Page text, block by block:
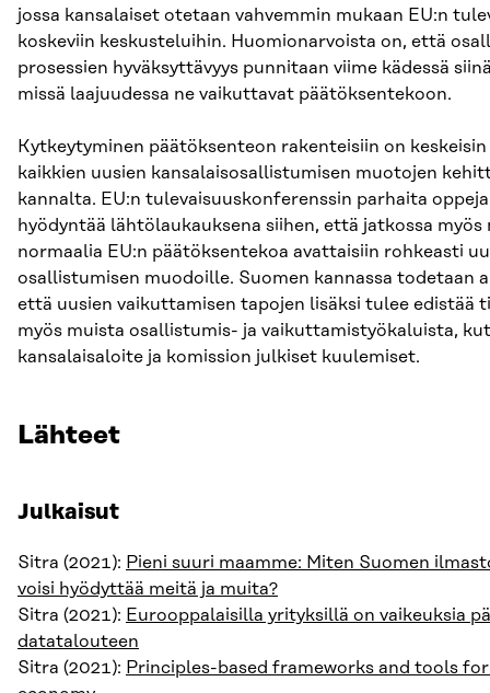
jossa kansalaiset otetaan vahvemmin mukaan EU:n
koskeviin keskusteluihin. Huomionarvoista on, että
prosessien hyväksyttävyys punnitaan viime kädessä
missä laajuudessa ne vaikuttavat päätöksentekoon.
Kytkeytyminen päätöksenteon rakenteisiin on keskeisin
kaikkien uusien kansalaisosallistumisen muotojen
kannalta. EU:n tulevaisuuskonferenssin parhaita
hyödyntää lähtölaukauksena siihen, että jatkossa myös
normaalia EU:n päätöksentekoa avattaisiin rohkeasti
osallistumisen muodoille. Suomen kannassa todetaan
että uusien vaikuttamisen tapojen lisäksi tulee edistää
myös muista osallistumis- ja vaikuttamistyökaluista,
kansalaisaloite ja komission julkiset kuulemiset.
Lähteet
Julkaisut
Sitra (2021): Pieni suuri maamme: Miten Suomen
voisi hyödyttää meitä ja muita?
Sitra (2021): Eurooppalaisilla yrityksillä on vaikeuksia
datatalouteen
Sitra (2021): Principles-based frameworks and tools